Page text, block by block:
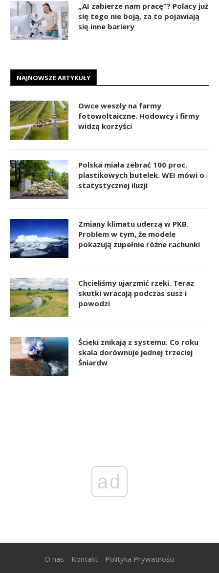
„AI zabierze nam pracę”? Polacy już
się tego nie boją, za to pojawiają
się inne bariery
NAJNOWSZE ARTYKUŁY
Owce weszły na farmy
fotowoltaiczne. Hodowcy i firmy
widzą korzyści
Polska miała zebrać 100 proc.
plastikowych butelek. WEI mówi o
statystycznej iluzji
Zmiany klimatu uderzą w PKB.
Problem w tym, że modele
pokazują zupełnie różne rachunki
Chcieliśmy ujarzmić rzeki. Teraz
skutki wracają podczas susz i
powodzi
Ścieki znikają z systemu. Co roku
skala dorównuje jednej trzeciej
Śniardw
ad
O nas Kontakt Polityka Prywatności